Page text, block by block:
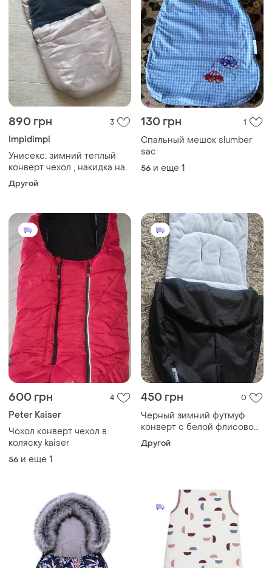
890 грн 3
Impidimpi
Унисекс. зимний теплый
конверт чехол , накидка на
ножки impidimpi. 75х40
Другой
130 грн 1
Спальный мешок slumber
sac
56 и еще 1
600 грн 4
Peter Kaiser
Чохол конверт чехол в
коляску kaiser
56 и еще 1
450 грн 0
Черный зимний футмуф
конверт с белой флисовой
подкладкой бренда hauck
предназначен для
Другой